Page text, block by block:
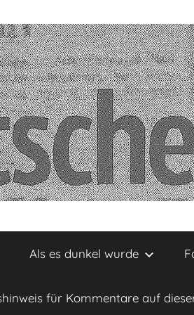
Als es dunkel wurde
für Kommentare auf